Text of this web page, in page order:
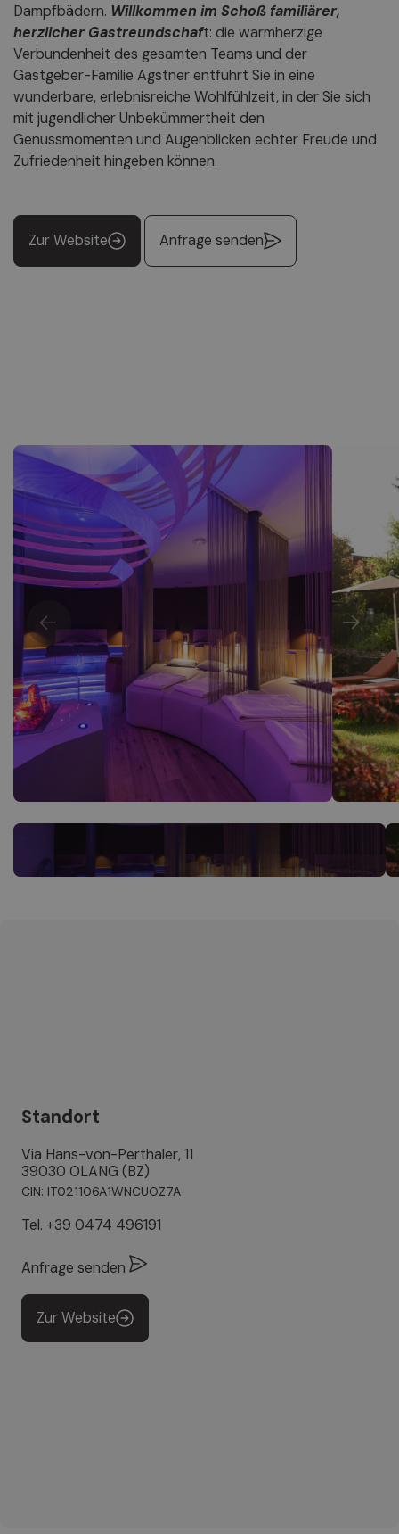
Dampfbädern. Willkommen im Schoß familiärer,
herzlicher Gastreundschaft: die warmherzige
Verbundenheit des gesamten Teams und der
Gastgeber-Familie Agstner entführt Sie in eine
wunderbare, erlebnisreiche Wohlfühlzeit, in der Sie sich
mit jugendlicher Unbekümmertheit den
Genussmomenten und Augenblicken echter Freude und
Zufriedenheit hingeben können.
Zur Website Anfrage senden
Standort
Via Hans-von-Perthaler, 11
39030 OLANG (BZ)
CIN: IT021106A1WNCUOZ7A
Tel. +39 0474 496191
Anfrage senden
Zur Website